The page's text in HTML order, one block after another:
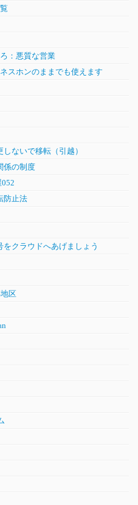
：悪質な営業
スホンのままでも使えます
ないで移転（引越）
係の制度
防止法
クラウドへあげましょう
区